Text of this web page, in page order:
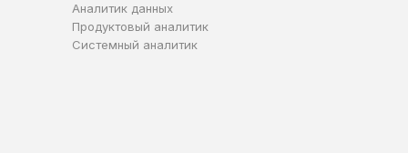
Аналитик данных
Продуктовый аналитик
Системный аналитик